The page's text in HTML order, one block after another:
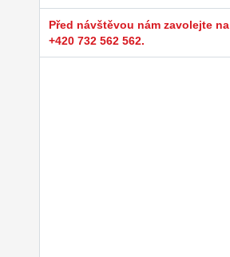
Před návštěvou nám zavolejte na
+420 732 562 562.